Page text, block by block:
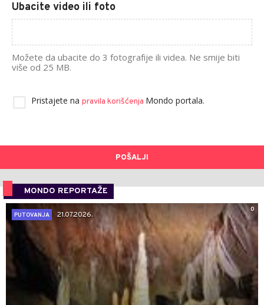
Ubacite video ili foto
Možete da ubacite do 3 fotografije ili videa. Ne smije biti
više od 25 MB.
Pristajete na pravila korišćenja Mondo portala.
POŠALJI
MONDO REPORTAŽE
0
PUTOVANJA
21.07.2026.